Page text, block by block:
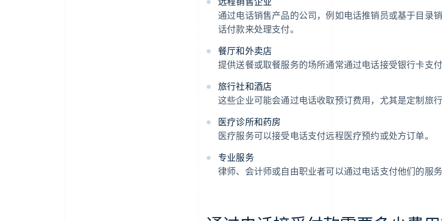
通过电话销售产品的公司，例如电话推销员或基于目录
话付款来处理支付。
餐厅和外卖店
提供送餐或取餐服务的场所通常通过电话接受银行卡支
旅行社和酒店
这些企业可能会通过电话收取预订费用，尤其是定制旅
医疗诊所和药房
医疗服务可以接受电话支付远程医疗预约或处方订单。
专业服务
律师、会计师或自由职业者可以通过电话支付他们的服